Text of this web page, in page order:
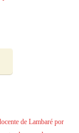
de Lambaré por